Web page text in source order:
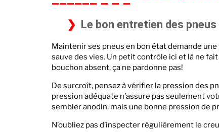
Le bon entretien des pneus
Maintenir ses pneus en bon état demande
sauve des vies. Un petit contrôle ici et là ne
bouchon absent, ça ne pardonne pas!
De surcroît, pensez à vérifier la pression des
pression adéquate n’assure pas seulement
sembler anodin, mais une bonne pression de
N’oubliez pas d’inspecter régulièrement le